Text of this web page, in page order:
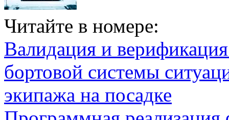
Читайте в номере:
Валидация и
бортовой системы
экипажа на посадке